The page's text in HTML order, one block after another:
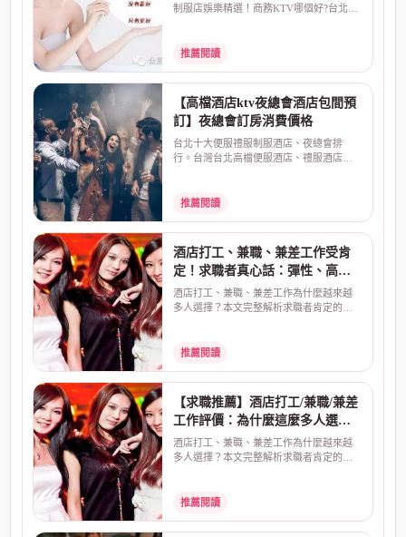
制服店娛樂精選！商務KTV哪個好?台北最
推薦閱讀
【高檔酒店ktv夜總會酒店包間預
訂】夜總會訂房消費價格
台北十大便服禮服制服酒店、夜總會排
行。台灣台北高檔便服酒店、禮服酒店、
推薦閱讀
酒店打工、兼職、兼差工作受肯
定！求職者真心話：彈性、高
薪、安全是關鍵
酒店打工、兼職、兼差工作為什麼越來越
多人選擇？本文完整解析求職者肯定的三
推薦閱讀
【求職推薦】酒店打工/兼職/兼差
工作評價：為什麼這麼多人選
擇？真實原因告訴你
酒店打工、兼職、兼差工作為什麼越來越
多人選擇？本文完整解析求職者肯定的三
推薦閱讀